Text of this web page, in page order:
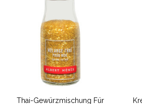
Thai-Gewürzmischung Für